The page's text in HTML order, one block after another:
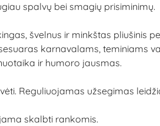
spalvų bei smagių prisiminimų.
švelnus ir minkštas pliušinis
karnavalams, teminiams
ir humoro jausmas.
Reguliuojamas užsegimas
skalbti rankomis.